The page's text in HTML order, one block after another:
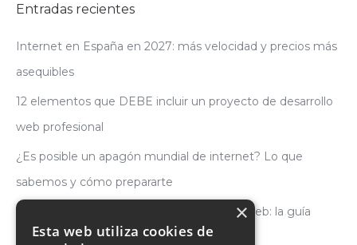
Entradas recientes
Internet en España en 2027: más velocidad y precios más
asequibles
12 elementos que DEBE incluir un proyecto de desarrollo
web profesional
¿Es posible un apagón mundial de internet? Lo que
sabemos y cómo prepararte
Cómo elegir la mejor empresa de diseño web: la guía
definitiva para no equivocarte en 2026
Esta web utiliza cookies de
×